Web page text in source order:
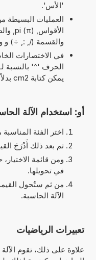
'الأس'.
العمليات البسيطة
والقسمة (/, :, ÷) و
في الاختصارات
يمكن كتابة cm2 بدلاً من cm^2.
أو: استخدام الآلة
اختر الفئة المناسبة
ثم بعد ذلك أَدْرَجَ
ومن قائمة
في تحويلها.
من ثم ستُحول
الآلة الحاسبة.
تعبيرات الرياضيات
علاوة على ذلك، تقوم